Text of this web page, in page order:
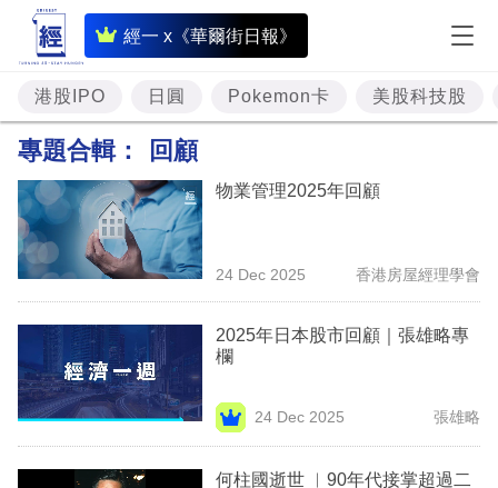
經一 x《華爾街日報》
即
時
財
經
題
投
資
樓
市
理
商
港股IPO 日圓 Pokemon卡 美股科技股
專題合輯： 回顧
物業管理2025年回顧
24 Dec 2025 香港房屋經理學會
2025年日本股市回顧｜張雄略專
欄
24 Dec 2025 張雄略
何柱國逝世 ︳90年代接掌超過二